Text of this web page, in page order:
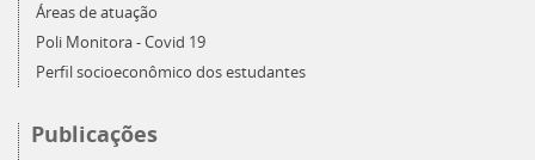
Áreas de atuação
Poli Monitora - Covid 19
Perfil socioeconômico dos estudantes
Publicações